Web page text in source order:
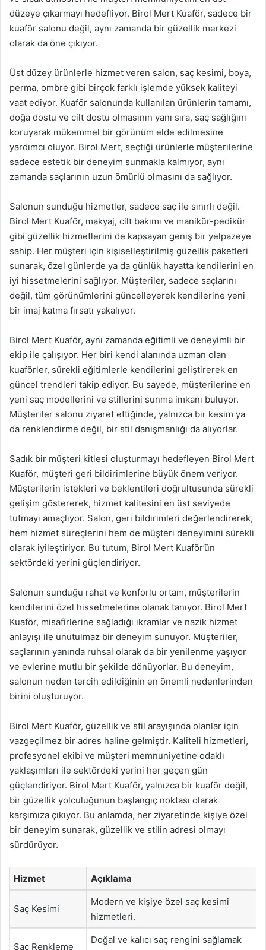
düzeye çıkarmayı hedefliyor. Birol Mert Kuaför, sadece bir
kuaför salonu değil, aynı zamanda bir güzellik merkezi
olarak da öne çıkıyor.
Üst düzey ürünlerle hizmet veren salon, saç kesimi, boya,
perma, ombre gibi birçok farklı işlemde yüksek kaliteyi
vaat ediyor. Kuaför salonunda kullanılan ürünlerin tamamı,
doğa dostu ve cilt dostu olmasının yanı sıra, saç sağlığını
koruyarak mükemmel bir görünüm elde edilmesine
yardımcı oluyor. Birol Mert, seçtiği ürünlerle müşterilerine
sadece estetik bir deneyim sunmakla kalmıyor, aynı
zamanda saçlarının uzun ömürlü olmasını da sağlıyor.
Salonun sunduğu hizmetler, sadece saç ile sınırlı değil.
Birol Mert Kuaför, makyaj, cilt bakımı ve manikür-pedikür
gibi güzellik hizmetlerini de kapsayan geniş bir yelpazeye
sahip. Her müşteri için kişiselleştirilmiş güzellik paketleri
sunarak, özel günlerde ya da günlük hayatta kendilerini en
iyi hissetmelerini sağlıyor. Müşteriler, sadece saçlarını
değil, tüm görünümlerini güncelleyerek kendilerine yeni
bir imaj katma fırsatı yakalıyor.
Birol Mert Kuaför, aynı zamanda eğitimli ve deneyimli bir
ekip ile çalışıyor. Her biri kendi alanında uzman olan
kuaförler, sürekli eğitimlerle kendilerini geliştirerek en
güncel trendleri takip ediyor. Bu sayede, müşterilerine en
yeni saç modellerini ve stillerini sunma imkanı buluyor.
Müşteriler salonu ziyaret ettiğinde, yalnızca bir kesim ya
da renklendirme değil, bir stil danışmanlığı da alıyorlar.
Sadık bir müşteri kitlesi oluşturmayı hedefleyen Birol Mert
Kuaför, müşteri geri bildirimlerine büyük önem veriyor.
Müşterilerin istekleri ve beklentileri doğrultusunda sürekli
gelişim göstererek, hizmet kalitesini en üst seviyede
tutmayı amaçlıyor. Salon, geri bildirimleri değerlendirerek,
hem hizmet süreçlerini hem de müşteri deneyimini sürekli
olarak iyileştiriyor. Bu tutum, Birol Mert Kuaför’ün
sektördeki yerini güçlendiriyor.
Salonun sunduğu rahat ve konforlu ortam, müşterilerin
kendilerini özel hissetmelerine olanak tanıyor. Birol Mert
Kuaför, misafirlerine sağladığı ikramlar ve nazik hizmet
anlayışı ile unutulmaz bir deneyim sunuyor. Müşteriler,
saçlarının yanında ruhsal olarak da bir yenilenme yaşıyor
ve evlerine mutlu bir şekilde dönüyorlar. Bu deneyim,
salonun neden tercih edildiğinin en önemli nedenlerinden
birini oluşturuyor.
Birol Mert Kuaför, güzellik ve stil arayışında olanlar için
vazgeçilmez bir adres haline gelmiştir. Kaliteli hizmetleri,
profesyonel ekibi ve müşteri memnuniyetine odaklı
yaklaşımları ile sektördeki yerini her geçen gün
güçlendiriyor. Birol Mert Kuaför, yalnızca bir kuaför değil,
bir güzellik yolculuğunun başlangıç noktası olarak
karşımıza çıkıyor. Bu anlamda, her ziyaretinde kişiye özel
bir deneyim sunarak, güzellik ve stilin adresi olmayı
sürdürüyor.
Hizmet Açıklama
Saç Kesimi
Modern ve kişiye özel saç kesimi
hizmetleri.
Saç Renkleme
Doğal ve kalıcı saç rengini sağlamak